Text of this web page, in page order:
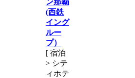
(西鉄
イング
ルー
プ）
[ 宿泊
> シテ
ィホテ